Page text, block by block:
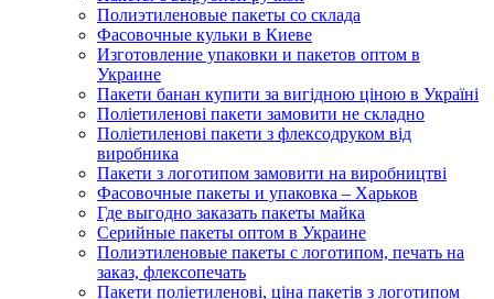
Полиэтиленовые пакеты со склада
Фасовочные кульки в Киеве
Изготовление упаковки и пакетов оптом в
Украине
Пакети банан купити за вигідною ціною в Україні
Поліетиленові пакети замовити не складно
Поліетиленові пакети з флексодруком від
виробника
Пакети з логотипом замовити на виробництві
Фасовочные пакеты и упаковка – Харьков
Где выгодно заказать пакеты майка
Серийные пакеты оптом в Украине
Полиэтиленовые пакеты с логотипом, печать на
заказ, флексопечать
Пакети поліетиленові, ціна пакетів з логотипом